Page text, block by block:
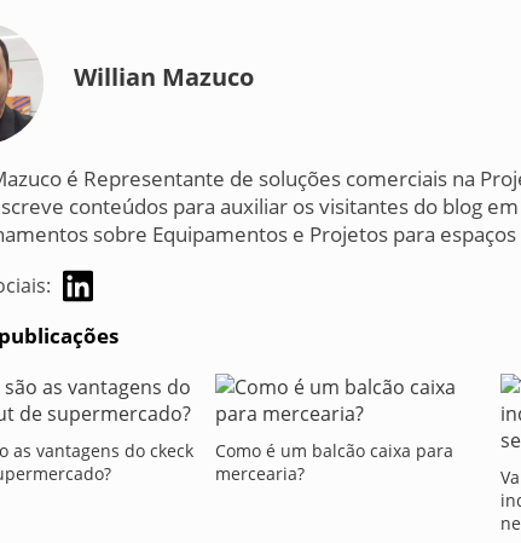
Willian Mazuco
é Representante de soluções comerciais na
conteúdos para auxiliar os visitantes do blog
sobre Equipamentos e Projetos para
as vantagens do ckeck
Como é um balcão caixa para
mercearia?